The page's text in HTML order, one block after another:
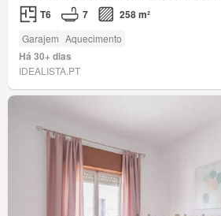
T6 7 258 m²
Garajem Aquecimento
Há 30+ dias
IDEALISTA.PT